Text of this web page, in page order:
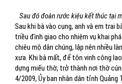
Sau đó đoàn rước kiệu kết thúc tại
Sau khi bà vào cung, anh và em trai
triều đình giao cho nhiệm vụ khai
chiêu mộ dân chúng, lập nên nhiều
xưa. Khi bà mất, để tôn vinh công
dựng miếu thờ, trở thành nơi thờ
4/2009, Ủy ban nhân dân tỉnh Quảng